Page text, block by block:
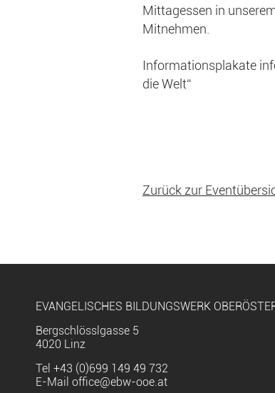
Mittagessen in
Mitnehmen.
Informationsplakate
die Welt“
Zurück zur
EVANGELISCHES BILDUNGSWERK
Bergschlösslgasse 5
4020 Linz
Tel +43 (0)699 149 49 732
E-Mail office@ebw-ooe.at